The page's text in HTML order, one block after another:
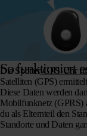
So funktioniert
Die Spotter-GPS-Uhr
Satelliten (GPS)
Diese Daten werden
Mobilfunknetz (GPRS)
du als Elternteil den
Standorte und Daten